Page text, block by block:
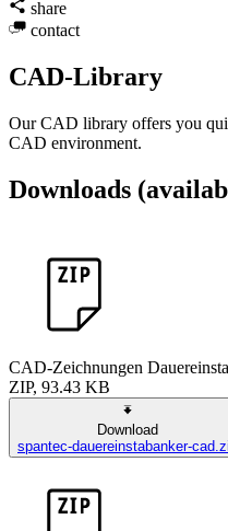
share
contact
CAD-Library
Our CAD library offers you
CAD environment.
Downloads
CAD-Zeichnungen
ZIP, 93.43 KB
Download
spantec-dauereinstabanker-